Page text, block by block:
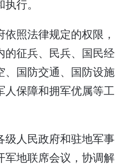
行。
照法律规定的权限，
的征兵、民兵、国民经
、国防交通、国防设施
人保障和拥军优属等工
人民政府和驻地军事
军地联席会议，协调解